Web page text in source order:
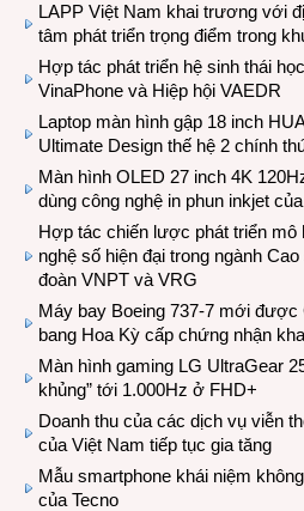
LAPP Việt Nam khai trương với
tâm phát triển trọng điểm trong
Hợp tác phát triển hệ sinh thái
VinaPhone và Hiệp hội VAEDR
Laptop màn hình gập 18 inch
Ultimate Design thế hệ 2 chính
Màn hình OLED 27 inch 4K
dùng công nghệ in phun inkjet
Hợp tác chiến lược phát triển mô
nghệ số hiện đại trong ngành
đoàn VNPT và VRG
Máy bay Boeing 737-7 mới được
bang Hoa Kỳ cấp chứng nhận
Màn hình gaming LG UltraGear
khủng” tới 1.000Hz ở FHD+
Doanh thu của các dịch vụ viễn
của Việt Nam tiếp tục gia tăng
Mẫu smartphone khái niệm
của Tecno